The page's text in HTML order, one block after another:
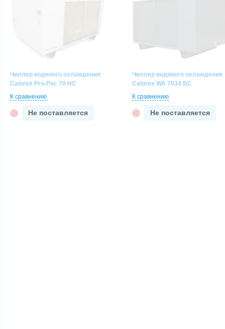
Чиллер водяного охлаждения
Calorex Pro-Pac 70 HC
К сравнению
Не поставляется
Чиллер водяного охлаждения
Calorex WA 7034 BC
К сравнению
Не поставляется